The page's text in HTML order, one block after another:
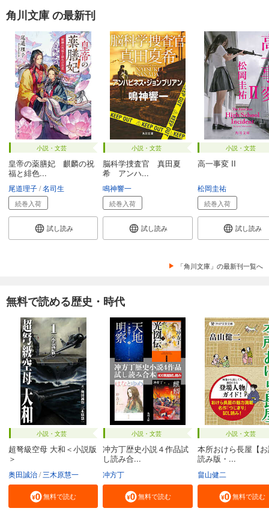
角川文庫 の最新刊
小説・文芸
皇帝の薬膳妃 麒麟の祝
福と緋色...
尾道理子 名司生
続巻入荷
試し読み
小説・文芸
脳科学捜査官 真田夏
希 アンハ...
鳴神響一
続巻入荷
試し読み
小説・文芸
高一事変 II
松岡圭祐
続巻入荷
試し読み
「角川文庫」の最新刊一覧へ
無料で読める歴史・時代
小説・文芸
超弩級空母 大和＜小説版
＞
奥田誠治 三木原慧一
無料で読む
小説・文芸
冲方丁歴史小説４作品試
し読み合...
冲方丁
無料で読む
小説・文芸
本所おけら長屋【
読み版・...
畠山健二
無料で読む